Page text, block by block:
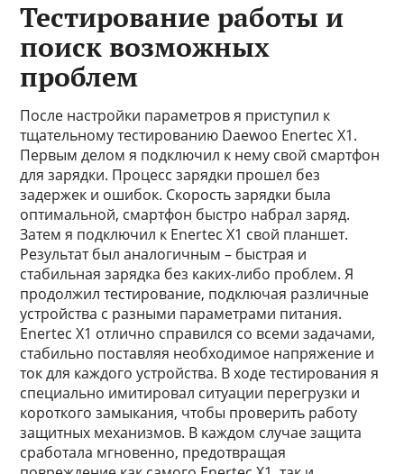
Тестирование работы и
поиск возможных
проблем
После настройки параметров я приступил к
тщательному тестированию Daewoo Enertec X1.
Первым делом я подключил к нему свой смартфон
для зарядки. Процесс зарядки прошел без
задержек и ошибок. Скорость зарядки была
оптимальной, смартфон быстро набрал заряд.
Затем я подключил к Enertec X1 свой планшет.
Результат был аналогичным – быстрая и
стабильная зарядка без каких-либо проблем. Я
продолжил тестирование, подключая различные
устройства с разными параметрами питания.
Enertec X1 отлично справился со всеми задачами,
стабильно поставляя необходимое напряжение и
ток для каждого устройства. В ходе тестирования я
специально имитировал ситуации перегрузки и
короткого замыкания, чтобы проверить работу
защитных механизмов. В каждом случае защита
сработала мгновенно, предотвращая